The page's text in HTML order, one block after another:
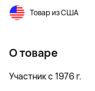
Товар из США
О товаре
Участник с 1976 г.